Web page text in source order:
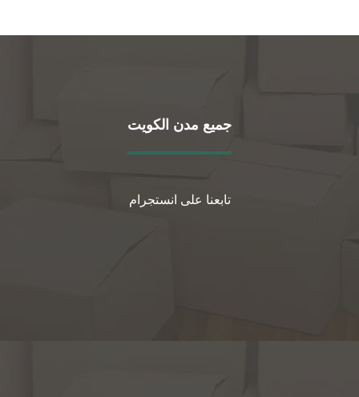
جميع مدن الكويت
تابعنا على انستجرام